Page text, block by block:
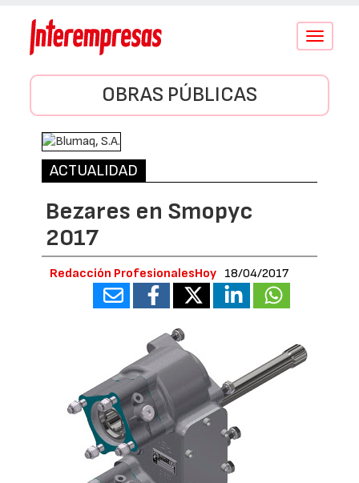
Conmutar
OBRAS PÚBLICAS
ACTUALIDAD
Bezares en Smopyc
2017
Redacción ProfesionalesHoy 18/04/2017